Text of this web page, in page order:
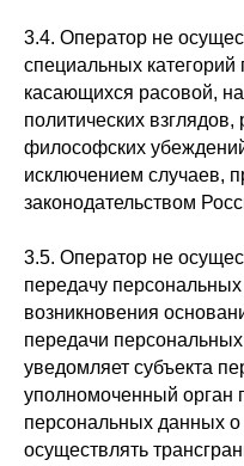
3.4. Оператор не
специальных
касающихся расовой,
политических взглядов,
философских
исключением случаев,
законодательством
3.5. Оператор не
передачу
возникновения
передачи
уведомляет субъекта
уполномоченный орган
персональных данных
осуществлять